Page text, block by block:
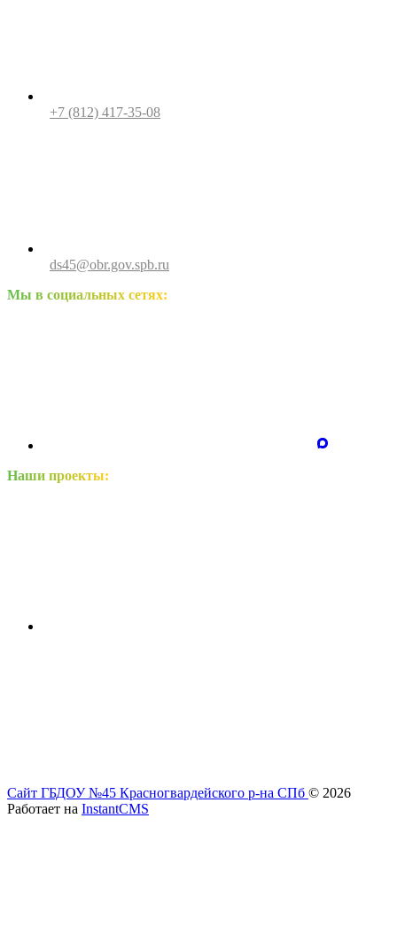
+7 (812) 417-35-08
ds45@obr.gov.spb.ru
Мы в социальных сетях:
Наши проекты:
Сайт ГБДОУ №45 Красногвардейского р-на СПб © 2026
Работает на InstantCMS